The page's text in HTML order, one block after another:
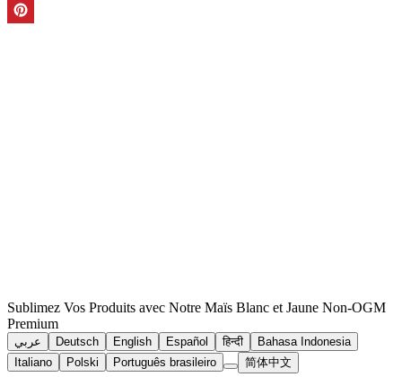
Sublimez Vos Produits avec Notre Maïs Blanc et Jaune Non-OGM
Premium
عربي Deutsch English Español हिन्दी
Bahasa Indonesia
Italiano
Polski Português brasileiro 简体中文